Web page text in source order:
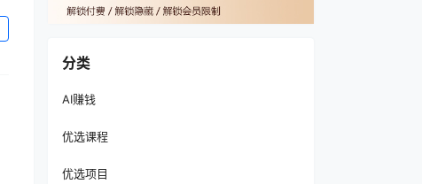
分类
AI赚钱
优选课程
优选项目